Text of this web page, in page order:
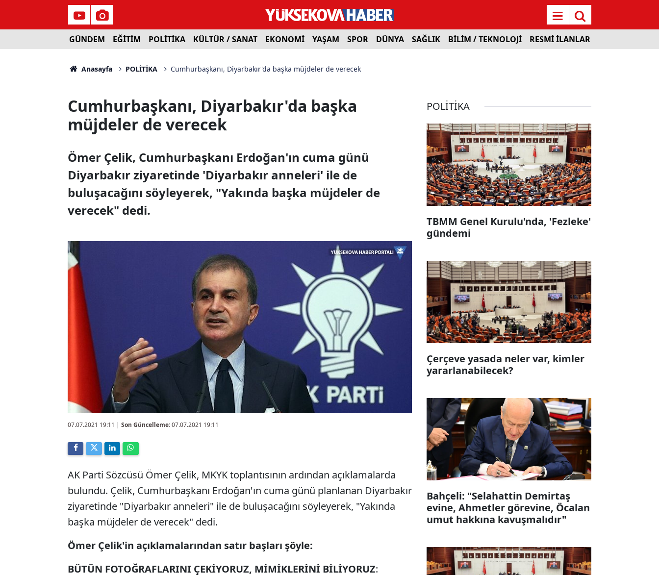
GÜNDEM EĞİTİM POLİTİKA KÜLTÜR / SANAT EKONOMİ YAŞAM SPOR DÜNYA SAĞLIK BİLİM / TEKNOLOJİ RESMİ İLANLAR
Anasayfa POLİTİKA Cumhurbaşkanı, Diyarbakır'da başka müjdeler de verecek
Cumhurbaşkanı, Diyarbakır'da başka
müjdeler de verecek
Ömer Çelik, Cumhurbaşkanı Erdoğan'ın cuma günü
Diyarbakır ziyaretinde 'Diyarbakır anneleri' ile de
buluşacağını söyleyerek, "Yakında başka müjdeler de
verecek" dedi.
07.07.2021 19:11 | Son Güncelleme:07.07.2021 19:11
AK Parti Sözcüsü Ömer Çelik, MKYK toplantısının ardından açıklamalarda
bulundu. Çelik, Cumhurbaşkanı Erdoğan'ın cuma günü planlanan Diyarbakır
ziyaretinde "Diyarbakır anneleri" ile de buluşacağını söyleyerek, "Yakında
başka müjdeler de verecek" dedi.
Ömer Çelik'in açıklamalarından satır başları şöyle:
BÜTÜN FOTOĞRAFLARINI ÇEKİYORUZ, MİMİKLERİNİ BİLİYORUZ:
POLİTİKA
TBMM Genel Kurulu'nda, 'Fezleke'
gündemi
Çerçeve yasada neler var, kimler
yararlanabilecek?
Bahçeli: "Selahattin Demirtaş
evine, Ahmetler görevine, Öcalan
umut hakkına kavuşmalıdır"